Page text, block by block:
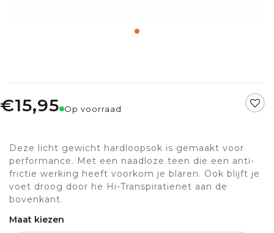
€15,95 Op voorraad
Deze licht gewicht hardloopsok is gemaakt voor
performance. Met een naadloze teen die een anti-
frictie werking heeft voorkom je blaren. Ook blijft je
voet droog door he Hi-Transpiratienet aan de
bovenkant.
Maat kiezen